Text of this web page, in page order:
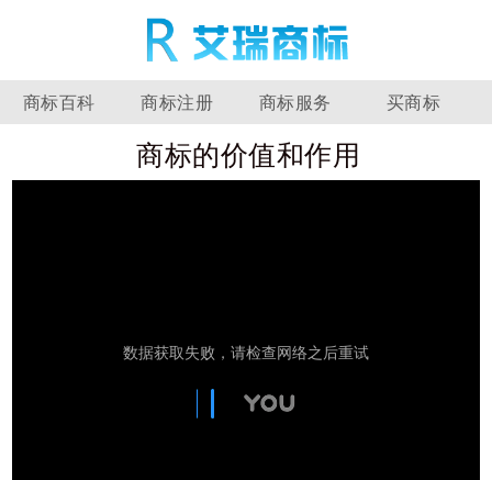
商标百科 商标注册 商标服务 买商标
商标的价值和作用